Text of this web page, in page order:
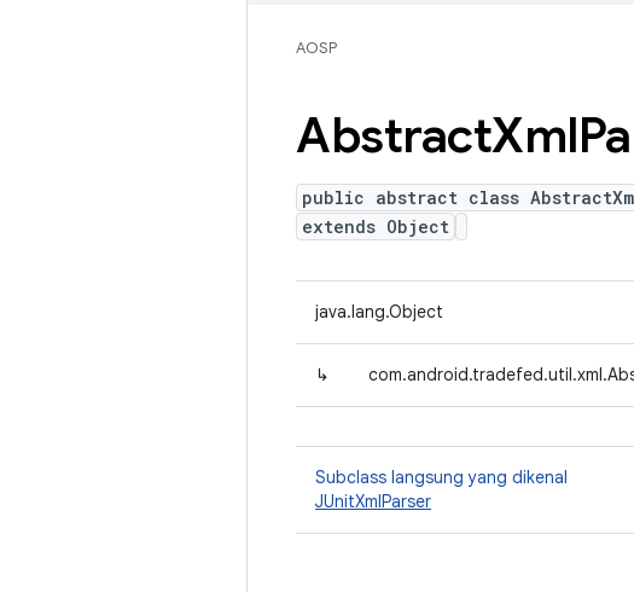
AOSP
AbstractXml
public abstract class
extends Object
java.lang.Object
↳
Subclass langsung yang dikenal
JUnitXmlParser